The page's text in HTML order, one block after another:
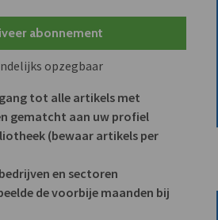
abonnement
opzegbaar
tot alle artikels met
en gematcht aan uw profiel
(bewaar artikels per
en sectoren
de voorbije maanden bij